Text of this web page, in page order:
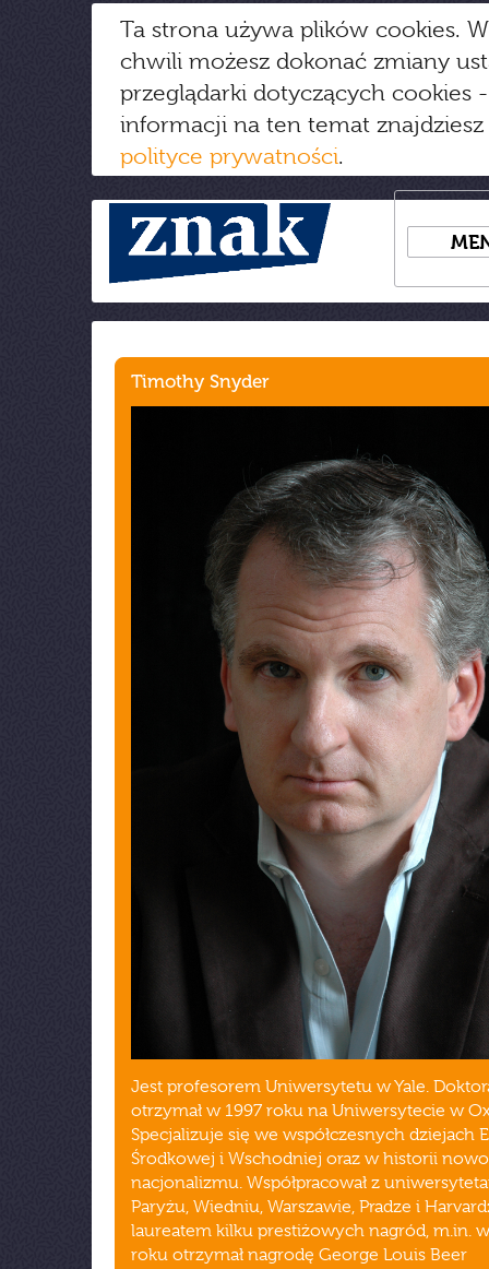
Ta strona używa plików cookies.
chwili możesz dokonać zmiany
przeglądarki dotyczących cookies
informacji na ten temat
polityce prywatności.
Timothy Snyder
Jest profesorem Uniwersytetu w Yale.
otrzymał w 1997 roku na Uniwersytecie w
Specjalizuje się we współczesnych dziejach
Środkowej i Wschodniej oraz w historii
nacjonalizmu. Współpracował z
Paryżu, Wiedniu, Warszawie, Pradze i
laureatem kilku prestiżowych nagród, m.in.
roku otrzymał nagrodę George Louis Beer